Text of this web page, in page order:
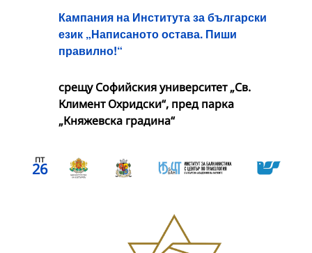
Кампания на Института за български
език „Написаното остава. Пиши
правилно!“
срещу Софийския университет „Св.
Климент Охридски“, пред парка
„Княжевска градина“
пт
26